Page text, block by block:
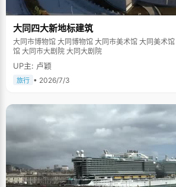
大同四大新地标建筑
大同市博物馆 大同博物馆 大同市美术馆 大同美术馆 大同市图书馆 大同图书
馆 大同市大剧院 大同大剧院
UP主: 卢颖
旅行 • 2026/7/3